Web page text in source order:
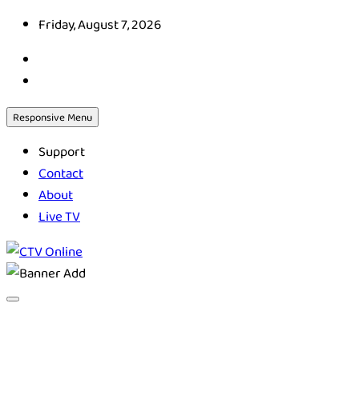
Skip
content
Friday, August 7, 2026
Responsive Menu
Support
Contact
About
Live TV
CTV Online